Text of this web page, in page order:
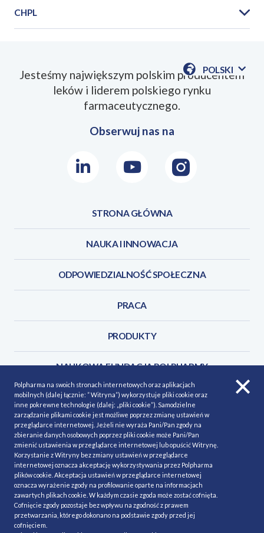
CHPL
SmPC_Afenix_tabl_2020_05PL.pdf
POLSKI
POKAŻ
Jesteśmy największym polskim producentem
leków i liderem polskiego rynku
farmaceutycznego.
Obserwuj nas na
LinkedInYoutubeInstagram
STRONA GŁÓWNA
NAUKA I INNOWACJA
ODPOWIEDZIALNOŚĆ SPOŁECZNA
PRACA
PRODUKTY
NAUKOWA FUNDACJA POLPHARMY
KONTAKT
POLITYKA COOKIES
Polityka prywatności
MAPA STRONY
NASZE SERWISY
MATERIAŁY DO POBRANIA
MINIMALIZACJA RYZYKA
Polpharma na swoich stronach internetowych oraz aplikacjach
mobilnych (dalej łącznie: ” Witryna”) wykorzystuje pliki cookie oraz
inne pokrewne technologie (dalej: „pliki cookie”). Samodzielne
zarządzanie plikami cookie jest możliwe poprzez zmianę ustawień w
przeglądarce internetowej. Jeżeli nie wyraża Pani/Pan zgody na
zbieranie danych osobowych poprzez pliki cookie może Pani/Pan
zmienić ustawienia w przeglądarce internetowej lub opuścić Witrynę.
Korzystanie z Witryny bez zmiany ustawień w przeglądarce
internetowej oznacza akceptację wykorzystywania przez Polpharma
plików cookie. Akceptacja ustawień w przeglądarce internetowej
oznacza wyrażenie zgody na profilowanie oparte na informacjach
zawartych plikach cookie. W każdym czasie zgoda może zostać cofnięta.
Cofnięcie zgody pozostaje bez wpływu na zgodność z prawem
przetwarzania, którego dokonano na podstawie zgody przed jej
cofnięciem.